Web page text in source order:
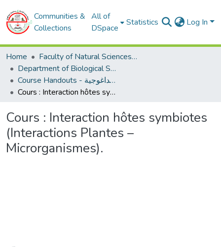
Communities &
Collections
All of
DSpace
Statistics Log In
Home
Faculty of Natural Sciences and Life
Department of Biological Sciences
Course Handouts - المطبوعات البيداغوجية
Cours : Interaction hôtes symbiotes (Interactions Plantes – Microrganismes).
Cours : Interaction hôtes symbiotes
(Interactions Plantes –
Microrganismes).